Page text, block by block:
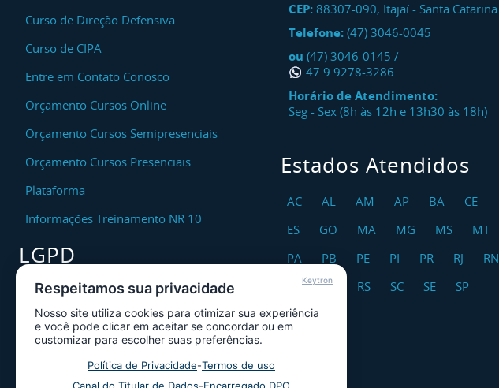
Curso de Direção Defensiva
Curso de CIPA
Entre em Contato Conosco
Orçamento Cursos Online
Orçamento Cursos Semipresenciais
Orçamento Cursos Presenciais
Plataforma
Informações Treinamento NR 10
LGPD
Encarregado DPO
Canal de Atendimento ao Titular dos
Dados
Política de Privacidade
CEP: 88307-090, Itajaí - Santa Catarina
Telefone: (47) 3046-0045
ou (47) 3046-0145 /
47 9 9278-3286
Horário de Atendimento:
Seg - Sex (8h às 12h e 13h30 às 18h)
Estados Atendidos
AC AL AM AP BA
CE
ES
GO MA MG MS
MT
PA
PB PE PI PR RJ
RN
RO
RR RS SC SE
SP
TO
Keytron
Respeitamos sua privacidade
Nosso site utiliza cookies para otimizar sua experiência
e você pode clicar em aceitar se concordar ou em
customizar para escolher suas preferências.
Política de Privacidade-Termos de uso